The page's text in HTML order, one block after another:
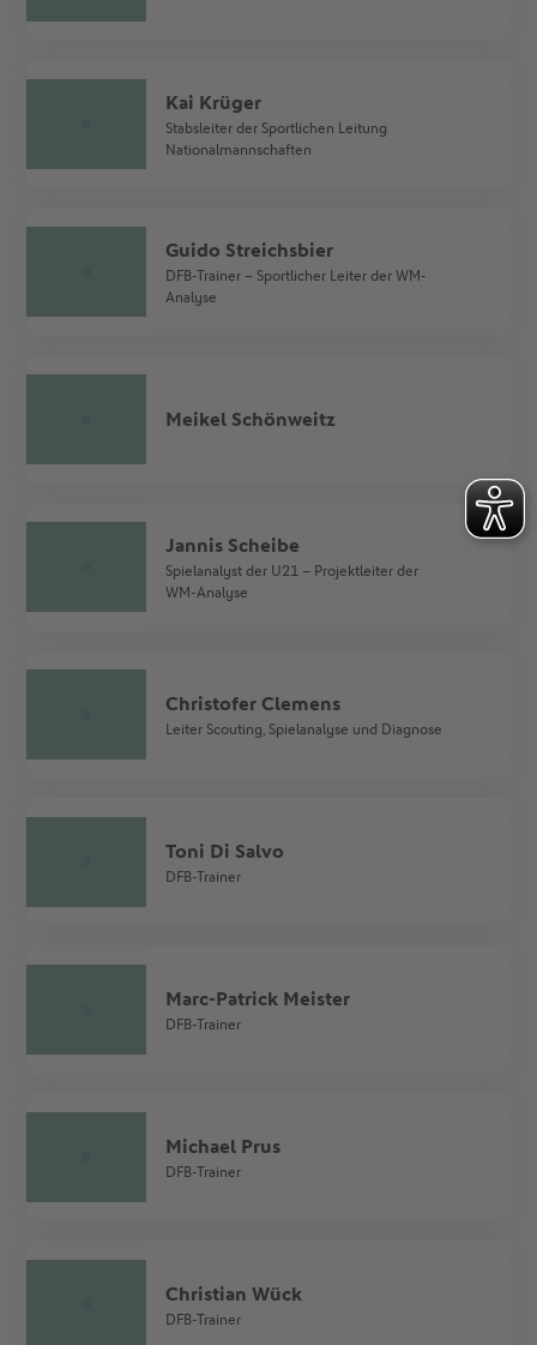
Kai Krüger
Stabsleiter der Sportlichen Leitung
Nationalmannschaften
Guido Streichsbier
DFB-Trainer – Sportlicher Leiter der WM-
Analyse
Meikel Schönweitz
Jannis Scheibe
Spielanalyst der U21 – Projektleiter der
WM-Analyse
Christofer Clemens
Leiter Scouting, Spielanalyse und Diagnose
Toni Di Salvo
DFB-Trainer
Marc-Patrick Meister
DFB-Trainer
Michael Prus
DFB-Trainer
Christian Wück
DFB-Trainer